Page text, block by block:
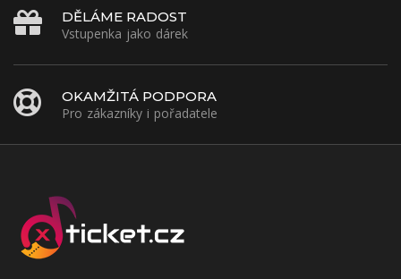
DĚLÁME RADOST
Vstupenka jako dárek
OKAMŽITÁ PODPORA
Pro zákazníky i pořadatele